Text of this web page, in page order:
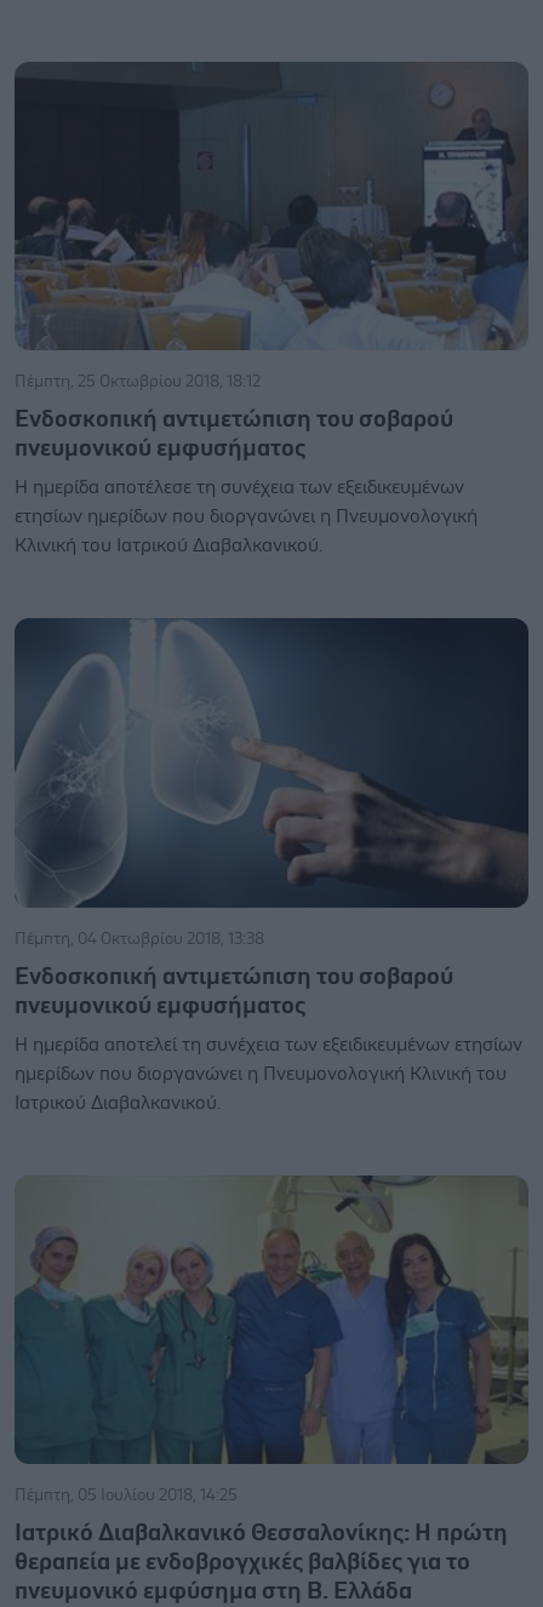
Πέμπτη, 25 Οκτωβρίου 2018, 18:12
Ενδοσκοπική αντιμετώπιση του σοβαρού
πνευμονικού εμφυσήματος
Η ημερίδα αποτέλεσε τη συνέχεια των εξειδικευμένων
ετησίων ημερίδων που διοργανώνει η Πνευμονολογική
Κλινική του Ιατρικού Διαβαλκανικού.
Πέμπτη, 04 Οκτωβρίου 2018, 13:38
Ενδοσκοπική αντιμετώπιση του σοβαρού
πνευμονικού εμφυσήματος
Η ημερίδα αποτελεί τη συνέχεια των εξειδικευμένων ετησίων
ημερίδων που διοργανώνει η Πνευμονολογική Κλινική του
Ιατρικού Διαβαλκανικού.
Πέμπτη, 05 Ιουλίου 2018, 14:25
Ιατρικό Διαβαλκανικό Θεσσαλονίκης: Η πρώτη
θεραπεία με ενδοβρογχικές βαλβίδες για το
πνευμονικό εμφύσημα στη Β. Ελλάδα